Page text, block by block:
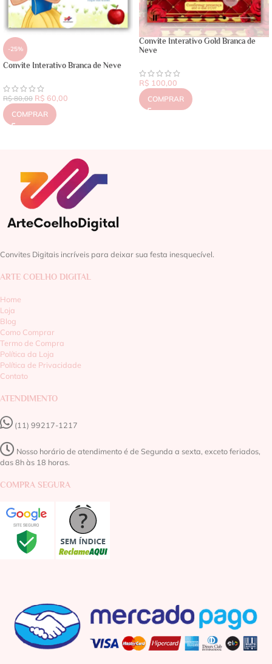
-25%
Convite Interativo Branca de Neve
R$80,00 R$ 60,00
COMPRAR
Convite Interativo Gold Branca de
Neve
R$ 100,00
COMPRAR
Convites Digitais incríveis para deixar sua festa inesquecível.
ARTE COELHO DIGITAL
Home
Loja
Blog
Como Comprar
Termo de Compra
Política da Loja
Política de Privacidade
Contato
ATENDIMENTO
(11) 99217-1217‬
Nosso horário de atendimento é de Segunda a sexta, exceto feriados,
das 8h às 18 horas.
COMPRA SEGURA